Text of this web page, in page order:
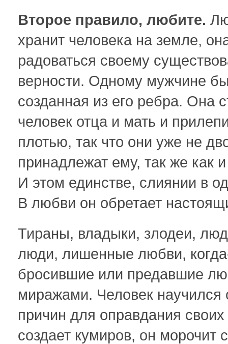
Второе правило, любите.
хранит человека на земле,
радоваться своему
верности. Одному мужчине
созданная из его ребра. Она
человек отца и мать и
плотью, так что они уже не
принадлежат ему, так же как
И этом единстве, слиянии в
В любви он обретает
Тираны, владыки, злодеи,
люди, лишенные любви,
бросившие или предавшие
миражами. Человек
причин для оправдания
создает кумиров, он морочит